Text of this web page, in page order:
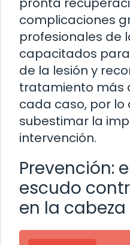
complicaciones
profesionales de
capacitados
de la lesión y
tratamiento más
cada caso, por
subestimar la
intervención.
Prevención:
escudo
en la cabeza